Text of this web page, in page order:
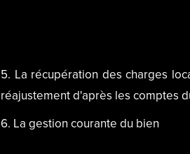
5. La récupération des charges
réajustement d'après les comptes
6. La gestion courante du bien